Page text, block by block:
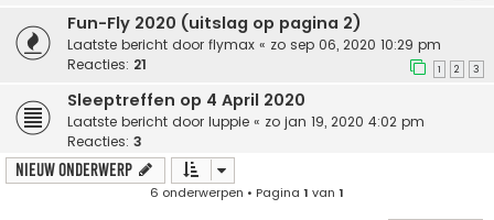
Fun-Fly 2020 (uitslag op pagina 2)
Laatste bericht door flymax « zo sep 06, 2020 10:29 pm
Reacties: 21 1 2 3
Sleeptreffen op 4 April 2020
Laatste bericht door luppie « zo jan 19, 2020 4:02 pm
Reacties: 3
Nieuw onderwerp
6 onderwerpen • Pagina 1 van 1